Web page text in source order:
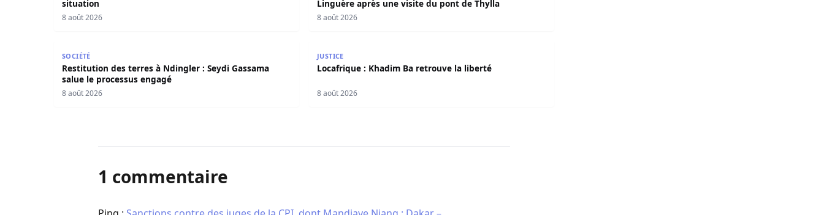
situation
8 août 2026
Linguère après une visite du pont de Thylla
8 août 2026
SOCIÉTÉ
Restitution des terres à Ndingler : Seydi Gassama
salue le processus engagé
8 août 2026
JUSTICE
Locafrique : Khadim Ba retrouve la liberté
8 août 2026
1 commentaire